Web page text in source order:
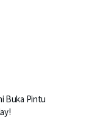
Buka Pintu